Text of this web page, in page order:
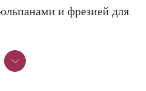
и фрезией для